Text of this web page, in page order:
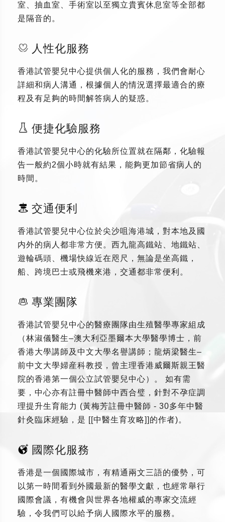
室、抽血室、手術室以至獨立貴賓休息室等全部都
是隔音的。
人性化服務
香港試管嬰兒中心提供個人化的服務，我們會耐心
詳細和病人溝通，根據個人的情況選擇最適合的療
程及有足夠的時間解答病人的疑惑。
便捷化驗服務
香港試管嬰兒中心的化驗所位置就在隔鄰，化驗報
告一般約2個小時就有結果，能夠更加節省病人的
時間。
交通便利
香港試管嬰兒中心位於尖沙咀海港城，對本地及國
内外的病人都非常方便。西九龍高鐵站、地鐵站、
遊輪碼頭、機場快線近在咫尺，無論是坐高鐵，
船、跨境巴士或飛機來港，交通都非常便利。
專業團隊
香港試管嬰兒中心的醫療團隊由生殖醫學專家組成
（林淑儀醫生–澳大利亞墨爾本大學醫學博士，前
香港大學講師及中文大學名譽講師；龍炳梁醫生–
前中文大學婦産科教授，曾主理香港威爾斯親王醫
院的香港第一個公立試管嬰兒中心）。 如有需
要，中心亦有註冊中醫師中西合璧，針對不孕症調
理提升生育能力 (黃梅芳註冊中醫師 - 30多年中醫
針灸臨床經驗，是 [[中醫生育攻略]]的作者)。
國際化服務
香港是一個國際城市，有精通兩文三語的優勢，可
以第一時間看到外國最新的醫學文獻，也經常舉行
國際會議，有機會與世界各地權威的專家交流經
驗，令我們可以給予病人國際水平的服務。